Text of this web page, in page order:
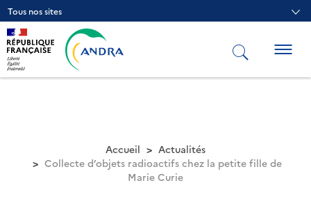
Aller
au
contenu
principal
Tous nos sites
Accueil
Actualités
Collecte d’objets radioactifs chez la petite fille de
Marie Curie